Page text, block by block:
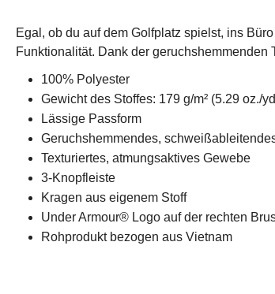
Egal, ob du auf dem Golfplatz spielst, ins
Funktionalität. Dank der
100% Polyester
Gewicht des Stoffes: 179 g/m² (5.29 oz./
Lässige Passform
Geruchshemmendes,
Texturiertes, atmungsaktives Gewebe
3-Knopfleiste
Kragen aus eigenem Stoff
Under Armour® Logo auf der rechten
Rohprodukt bezogen aus Vietnam